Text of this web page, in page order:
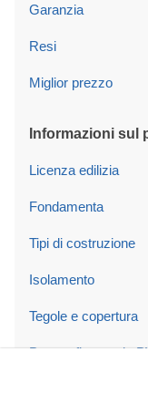
Garanzia
Resi
Miglior prezzo
Informazioni sul
Licenza edilizia
Fondamenta
Tipi di costruzione
Isolamento
Tegole e copertura
Porte e finestre in